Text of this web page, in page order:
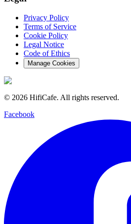
Privacy Policy
Terms of Service
Cookie Policy
Legal Notice
Code of Ethics
Manage Cookies
© 2026 HifiCafe. All rights reserved.
Facebook